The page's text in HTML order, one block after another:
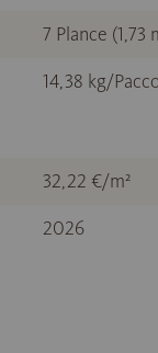
7 Plance (1,73
14,38 kg/
32,22 €/m²
2026